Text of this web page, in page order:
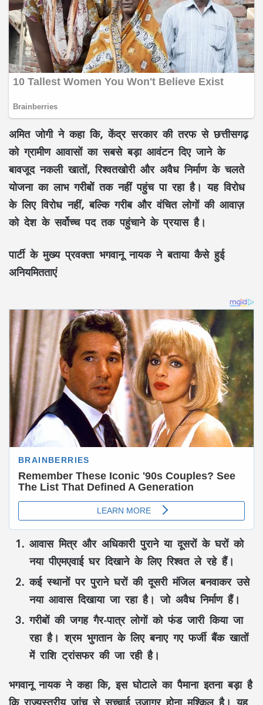
अमित जोगी ने कहा कि, केंद्र सरकार की तरफ से छत्तीसगढ़
को ग्रामीण आवासों का सबसे बड़ा आवंटन दिए जाने के
बावजूद नकली खातों, रिश्वतखोरी और अवैध निर्माण के चलते
योजना का लाभ गरीबों तक नहीं पहुंच पा रहा है। यह विरोध
के लिए विरोध नहीं, बल्कि गरीब और वंचित लोगों की आवाज़
को देश के सर्वोच्च पद तक पहुंचाने के प्रयास है।
पार्टी के मुख्य प्रवक्ता भगवानू नायक ने बताया कैसे हुई
अनियमितताएं
आवास मित्र और अधिकारी पुराने या दूसरों के घरों को
नया पीएमएवाई घर दिखाने के लिए रिश्वत ले रहे हैं।
कई स्थानों पर पुराने घरों की दूसरी मंजिल बनवाकर उसे
नया आवास दिखाया जा रहा है। जो अवैध निर्माण हैं।
गरीबों की जगह गैर-पात्र लोगों को फंड जारी किया जा
रहा है। श्रम भुगतान के लिए बनाए गए फर्जी बैंक खातों
में राशि ट्रांसफर की जा रही है।
भगवानू नायक ने कहा कि, इस घोटाले का पैमाना इतना बड़ा है